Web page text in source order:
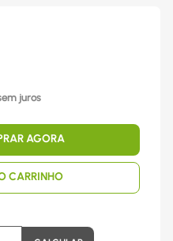
juros
AGORA
CARRINHO